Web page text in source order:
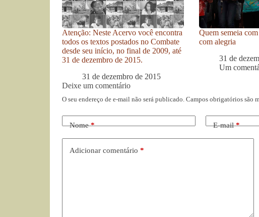
Atenção: Neste Acervo você encontra
todos os textos postados no Combate
desde seu início, no final de 2009, até
31 de dezembro de 2015.
31 de dezembro de 2015
Quem semeia
com alegria
31 de
Um
Deixe um comentário
O seu endereço de e-mail não será publicado. Campos obrigatórios são
Nome* E-mail*
Adicionar comentário *